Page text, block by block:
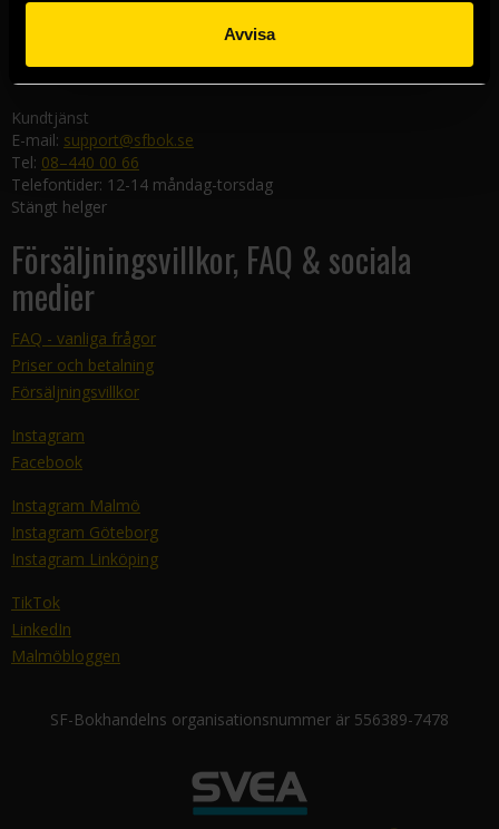
Avvisa
582 19 Linköping
Kundtjänst
E-mail: support@sfbok.se
Tel: 08–440 00 66
Telefontider: 12-14 måndag-torsdag
Stängt helger
Försäljningsvillkor, FAQ & sociala
medier
FAQ - vanliga frågor
Priser och betalning
Försäljningsvillkor
Instagram
Facebook
Instagram Malmö
Instagram Göteborg
Instagram Linköping
TikTok
LinkedIn
Malmöbloggen
SF-Bokhandelns organisationsnummer är 556389-7478